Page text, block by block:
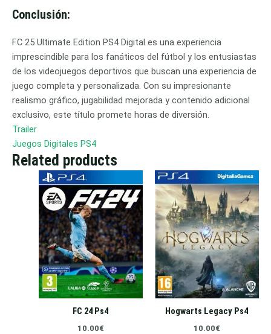
Conclusión:
FC 25 Ultimate Edition PS4 Digital es una experiencia
imprescindible para los fanáticos del fútbol y los entusiastas
de los videojuegos deportivos que buscan una experiencia de
juego completa y personalizada. Con su impresionante
realismo gráfico, jugabilidad mejorada y contenido adicional
exclusivo, este título promete horas de diversión.
Trailer
Juegos Digitales PS4
Related products
FC 24 Ps4
10.00€
Hogwarts Legacy Ps4
10.00€